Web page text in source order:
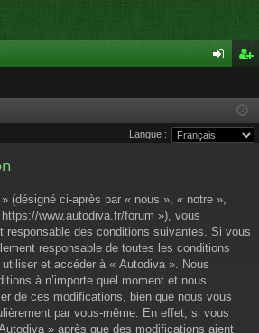
cri
pti
Langue :
(désigné ci-après par « nous », « notre »,
www.autodiva.fr/forum »), vous
responsable des conditions suivantes. Si vous
responsable de toutes les conditions
et accéder à « Autodiva ». Nous
à n’importe quel moment et nous
de ces modifications, bien que nous vous
par vous-même. En effet, si vous
» après que des modifications aient